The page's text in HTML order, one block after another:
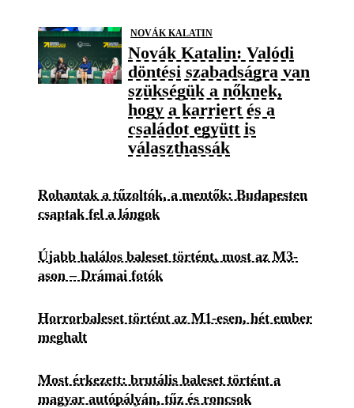
NOVÁK KALATIN
Novák Katalin: Valódi
döntési szabadságra van
szükségük a nőknek,
hogy a karriert és a
családot együtt is
választhassák
Rohantak a tűzoltók, a mentők: Budapesten
csaptak fel a lángok
Újabb halálos baleset történt, most az M3-
ason – Drámai fotók
Horrorbaleset történt az M1-esen, hét ember
meghalt
Most érkezett: brutális baleset történt a
magyar autópályán, tűz és roncsok